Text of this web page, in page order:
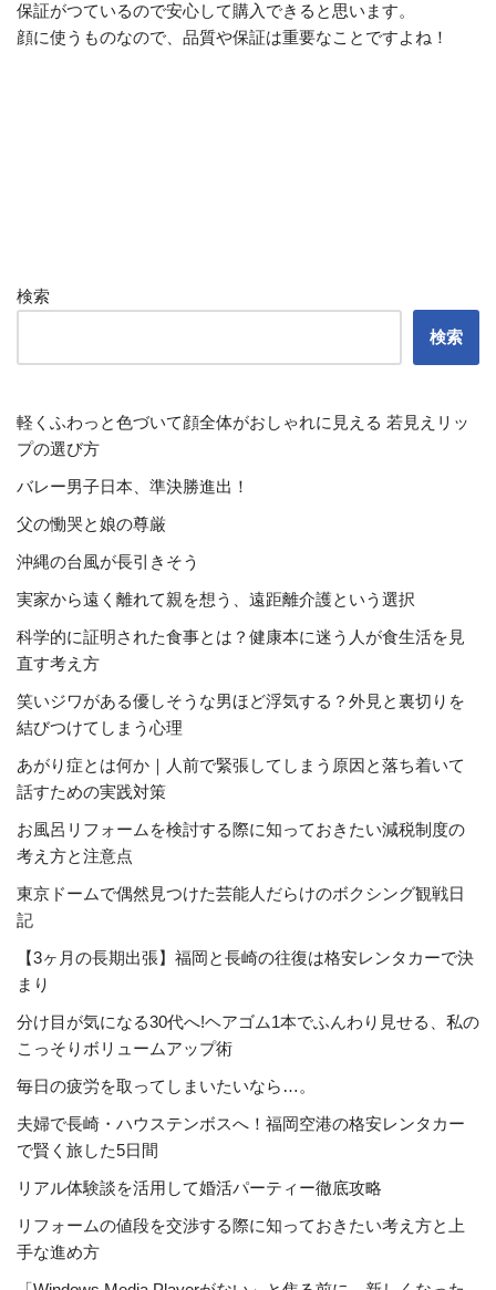
保証がつているので安心して購入できると思います。
顔に使うものなので、品質や保証は重要なことですよね！
検索
検索
軽くふわっと色づいて顔全体がおしゃれに見える 若見えリッ
プの選び方
バレー男子日本、準決勝進出！
父の慟哭と娘の尊厳
沖縄の台風が長引きそう
実家から遠く離れて親を想う、遠距離介護という選択
科学的に証明された食事とは？健康本に迷う人が食生活を見
直す考え方
笑いジワがある優しそうな男ほど浮気する？外見と裏切りを
結びつけてしまう心理
あがり症とは何か｜人前で緊張してしまう原因と落ち着いて
話すための実践対策
お風呂リフォームを検討する際に知っておきたい減税制度の
考え方と注意点
東京ドームで偶然見つけた芸能人だらけのボクシング観戦日
記
【3ヶ月の長期出張】福岡と長崎の往復は格安レンタカーで決
まり
分け目が気になる30代へ!ヘアゴム1本でふんわり見せる、私の
こっそりボリュームアップ術
毎日の疲労を取ってしまいたいなら…。
夫婦で長崎・ハウステンボスへ！福岡空港の格安レンタカー
で賢く旅した5日間
リアル体験談を活用して婚活パーティー徹底攻略
リフォームの値段を交渉する際に知っておきたい考え方と上
手な進め方